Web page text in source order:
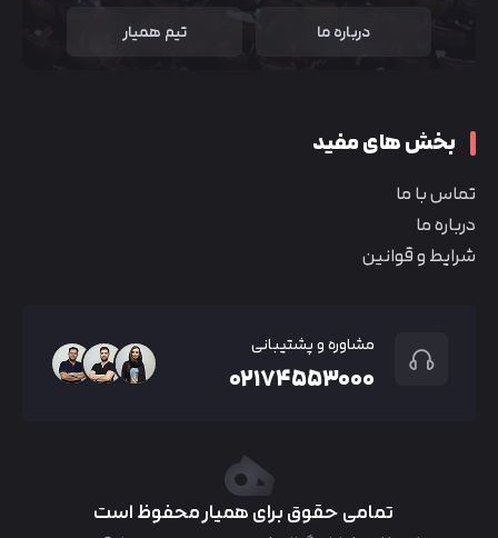
درباره ما تیم همیار
بخش های مفید
تماس با ما
درباره ما
شرایط و قوانین
مشاوره و پشتیبانی
۰۲۱۷۴۵۵۳۰۰۰
تمامی حقوق برای همیار محفوظ است